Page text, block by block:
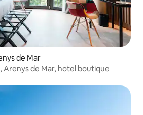
de Mar
Arenys de Mar, hotel boutique